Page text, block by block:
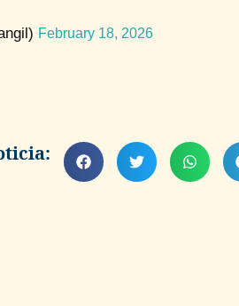
February 18, 2026